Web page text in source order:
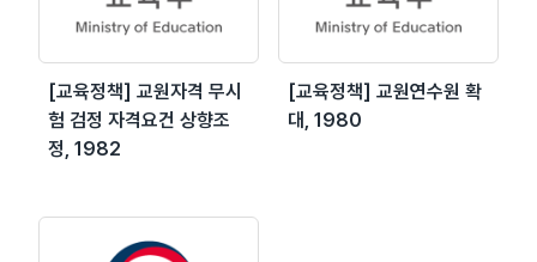
[교육정책] 교원자격 무시
험 검정 자격요건 상향조
정, 1982
[교육정책] 교원연수원 확
대, 1980